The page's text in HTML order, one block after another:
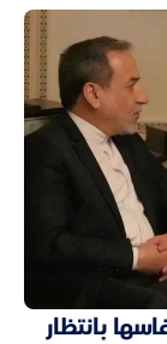
بانتظار